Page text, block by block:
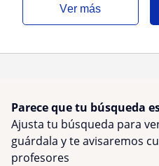
ver más
Parece que tu búsqueda
Ajusta tu búsqueda para
guárdala y te avisaremos
profesores